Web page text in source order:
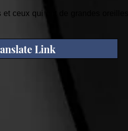
ceux qui ont de grandes
Link